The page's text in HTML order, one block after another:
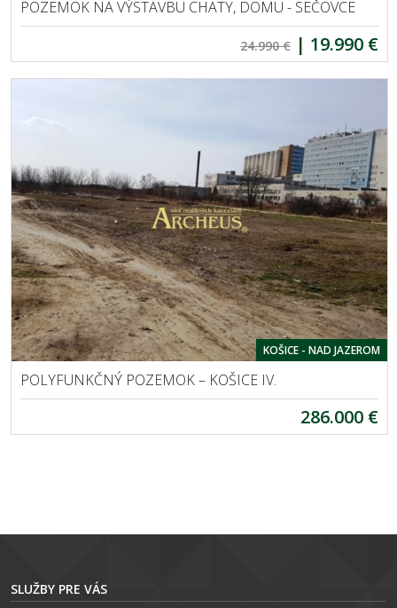
POZEMOK NA VÝSTAVBU CHATY, DOMU - SEČOVCE
24.990 € | 19.990 €
KOŠICE - NAD JAZEROM
POLYFUNKČNÝ POZEMOK – KOŠICE IV.
286.000 €
SLUŽBY PRE VÁS